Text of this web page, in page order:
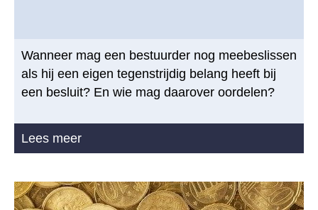
Wanneer mag een bestuurder nog meebeslissen
als hij een eigen tegenstrijdig belang heeft bij
een besluit? En wie mag daarover oordelen?
Lees meer